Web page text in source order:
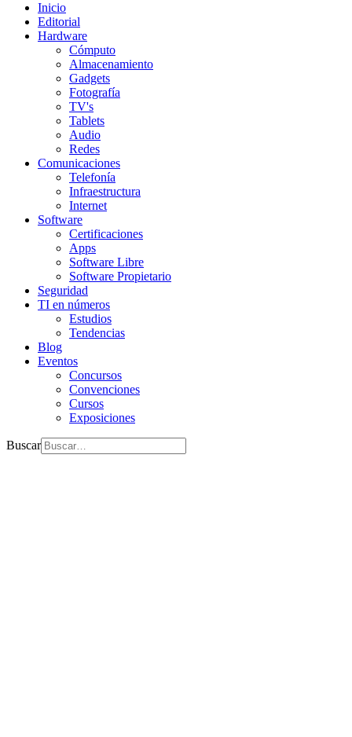
Inicio
Editorial
Hardware
Cómputo
Almacenamiento
Gadgets
Fotografía
TV's
Tablets
Audio
Redes
Comunicaciones
Telefonía
Infraestructura
Internet
Software
Certificaciones
Apps
Software Libre
Software Propietario
Seguridad
TI en números
Estudios
Tendencias
Blog
Eventos
Concursos
Convenciones
Cursos
Exposiciones
Buscar